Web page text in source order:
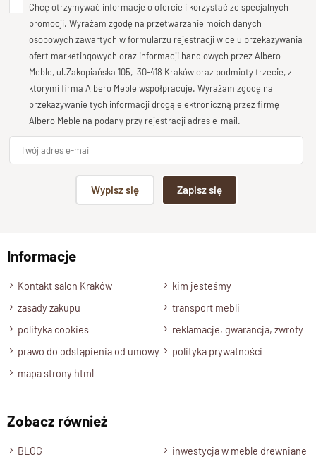
Wybarwienia, drewno -Opcje Palisander-Brąz,
Stan produktu zmontowany
Dodaj opinię o produkcie
Twoja ocena
Bardzo dobry
Twoja opinia o produkcie
Podpis
Wyślij opinię
Chcę otrzymywać informacje o ofercie i korzystać ze specjalnych
promocji. Wyrażam zgodę na przetwarzanie moich danych
osobowych zawartych w formularzu rejestracji w celu przekazywania
ofert marketingowych oraz informacji handlowych przez Albero
Meble, ul.Zakopiańska 105, 30-418 Kraków oraz podmioty trzecie, z
którymi firma Albero Meble współpracuje. Wyrażam zgodę na
przekazywanie tych informacji drogą elektroniczną przez firmę
Albero Meble na podany przy rejestracji adres e-mail.
Wypisz się Zapisz się
Informacje
Kontakt salon Kraków
kim jesteśmy
zasady zakupu
transport mebli
polityka cookies
reklamacje, gwarancja, zwroty
prawo do odstąpienia od umowy
polityka prywatności
mapa strony html
Zobacz również
BLOG
inwestycja w meble drewniane